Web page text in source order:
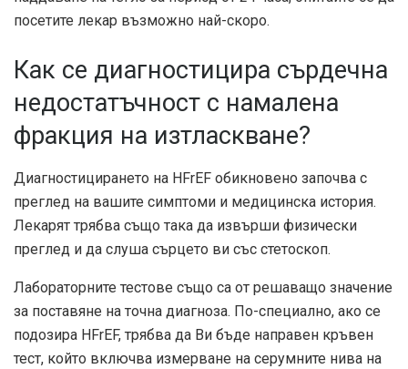
посетите лекар възможно най-скоро.
Как се диагностицира сърдечна
недостатъчност с намалена
фракция на изтласкване?
Диагностицирането на HFrEF обикновено започва с
преглед на вашите симптоми и медицинска история.
Лекарят трябва също така да извърши физически
преглед и да слуша сърцето ви със стетоскоп.
Лабораторните тестове също са от решаващо значение
за поставяне на точна диагноза. По-специално, ако се
подозира HFrEF, трябва да Ви бъде направен кръвен
тест, който включва измерване на серумните нива на